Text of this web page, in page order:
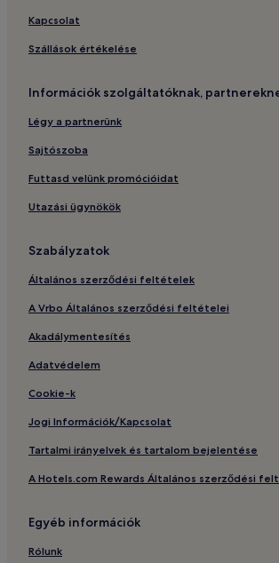
Kapcsolat
Szállások értékelése
Információk szolgáltatóknak,
Légy a partnerünk
Sajtószoba
Futtasd velünk promócióidat
Utazási ügynökök
Szabályzatok
Általános szerződési feltételek
A Vrbo Általános szerződési feltételei
Akadálymentesítés
Adatvédelem
Cookie-k
Jogi Információk/Kapcsolat
Tartalmi irányelvek és tartalom bejelentése
A Hotels.com Rewards Általános szerződési
Egyéb információk
Rólunk